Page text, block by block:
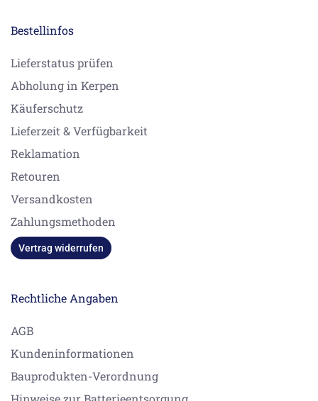
Bestellinfos
Lieferstatus prüfen
Abholung in Kerpen
Käuferschutz
Lieferzeit & Verfügbarkeit
Reklamation
Retouren
Versandkosten
Zahlungsmethoden
Vertrag widerrufen
Rechtliche Angaben
AGB
Kundeninformationen
Bauprodukten-Verordnung